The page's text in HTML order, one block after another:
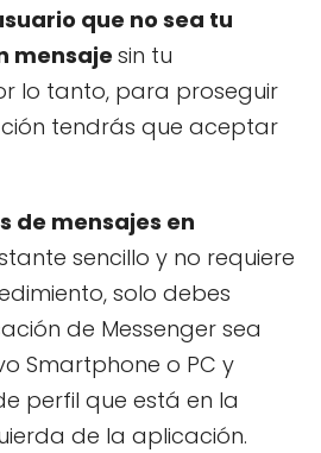
que no sea tu
mensaje sin tu
lo tanto, para proseguir
tendrás que aceptar
de mensajes en
sencillo y no requiere
solo debes
de Messenger sea
Smartphone o PC y
perfil que está en la
de la aplicación.